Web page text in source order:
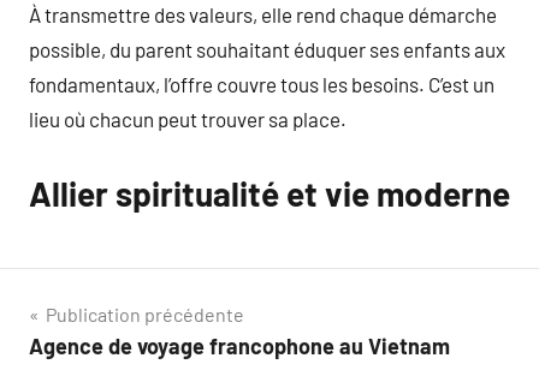
À transmettre des valeurs, elle rend chaque démarche
possible, du parent souhaitant éduquer ses enfants aux
fondamentaux, l’offre couvre tous les besoins. C’est un
lieu où chacun peut trouver sa place.
Allier spiritualité et vie moderne
Navigation
de
Publication précédente
Agence de voyage francophone au Vietnam